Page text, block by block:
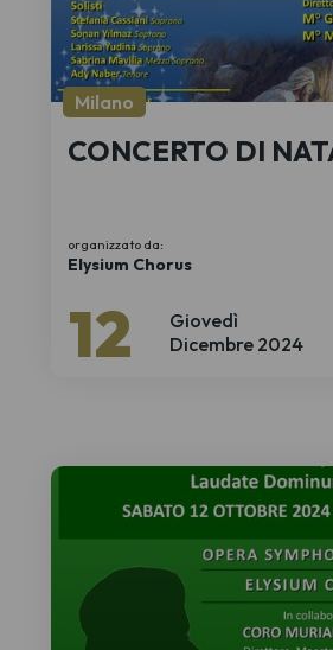
Giovedì
12 Dicembre 2024
Milano
CONCERTO DI
organizzato da:
Elysium Chorus